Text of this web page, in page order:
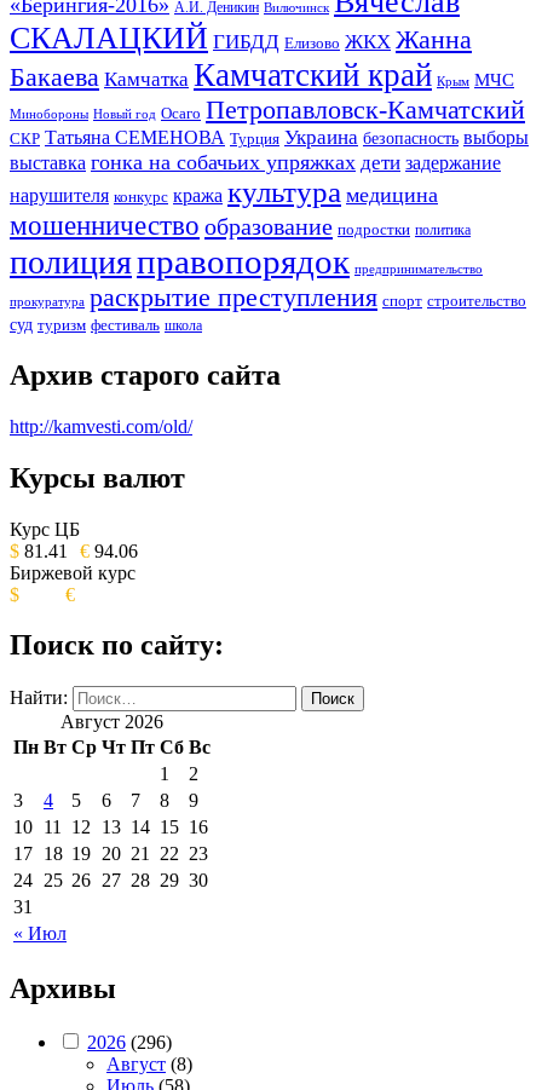
А.И. Деникин Вилючинск
СКАЛАЦКИЙ ГИБДД Елизово ЖКХ Жанна
Бакаева Камчатка Камчатский край Крым МЧС
Минобороны Новый год Осаго Петропавловск-Камчатский
СКР Татьяна СЕМЕНОВА Турция Украина безопасность выборы
выставка гонка на собачьих упряжках дети задержание
нарушителя конкурс кража культура медицина
мошенничество образование подростки политика
полицияправопорядок предпринимательство
прокуратура раскрытие преступления спорт строительство
суд туризм фестиваль школа
Архив старого сайта
http://kamvesti.com/old/
ОБЩЕСТВЕННО-ПОЛИТИЧЕСКОЕ
ИЗДАНИЕ КАМЧАТСКОГО КРАЯ.
Курсы валют
Курс ЦБ
$ 81.41 € 94.06
Биржевой курс
$
€
Поиск по сайту:
Найти:
Август 2026
Пн Вт Ср Чт Пт Сб Вс
« Июл
1
2
3
4 5 6 7 8
9
10 11 12 13 14 15 16
17 18 19 20 21 22 23
24 25 26 27 28 29 30
31
Архивы
2026 (296)
Август (8)